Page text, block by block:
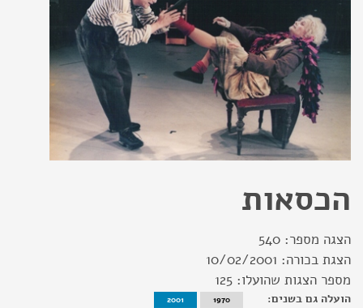
הכסאות
הצגה מספר: 540
הצגת בכורה: 10/02/2001
מספר הצגות שהועלו: 125
הועלה גם בשנים: 1970
2001